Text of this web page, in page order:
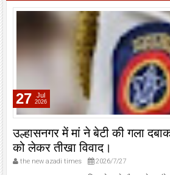
27 Jul
2026
उल्हासनगर में मां ने बेटी की गला
को लेकर तीखा विवाद।
the new azadi times 2026/7/27